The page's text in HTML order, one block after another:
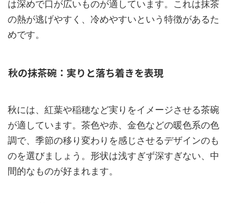
は深めで口が広いものが適しています。これは抹茶
の熱が逃げやすく、冷めやすいという特徴があるた
めです。
秋の抹茶碗：実りと落ち着きを表現
秋には、紅葉や稲穂など実りをイメージさせる茶碗
が適しています。茶色や赤、金色などの暖色系の色
調で、季節の移り変わりを感じさせるデザインのも
のを選びましょう。形状は浅すぎず深すぎない、中
間的なものが好まれます。